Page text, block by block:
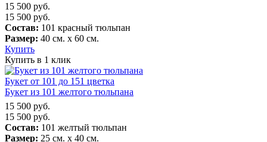
15 500 руб.
15 500 руб.
Состав: 101 красный тюльпан
Размер: 40 см. х 60 см.
Купить
Купить в 1 клик
Букет от 101 до 151 цветка
Букет из 101 желтого тюльпана
15 500 руб.
15 500 руб.
Состав: 101 желтый тюльпан
Размер: 25 см. х 40 см.